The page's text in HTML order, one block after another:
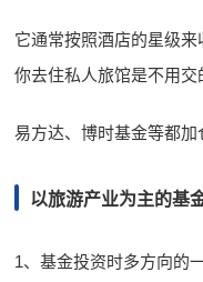
它通常按照酒店的星级
你去住私人旅馆是不用交
易方达、博时基金等都加
以旅游产业为主的基
1、基金投资时多方向的